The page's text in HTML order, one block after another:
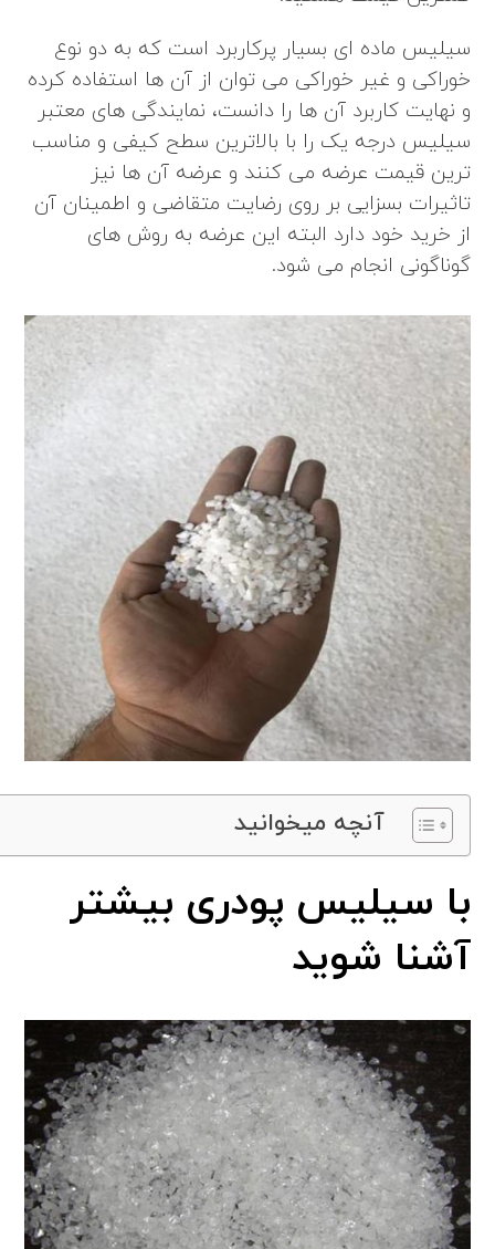
سیلیس ماده ای بسیار پرکاربرد است که به دو نوع
خوراکی و غیر خوراکی می توان از آن ها استفاده کرده
و نهایت کاربرد آن ها را دانست، نمایندگی های معتبر
سیلیس درجه یک را با بالاترین سطح کیفی و مناسب
ترین قیمت عرضه می کنند و عرضه آن ها نیز
تاثیرات بسزایی بر روی رضایت متقاضی و اطمینان آن
از خرید خود دارد البته این عرضه به روش‌ های
گوناگونی انجام می شود.
آنچه میخوانید
با سیلیس پودری بیشتر
آشنا شوید